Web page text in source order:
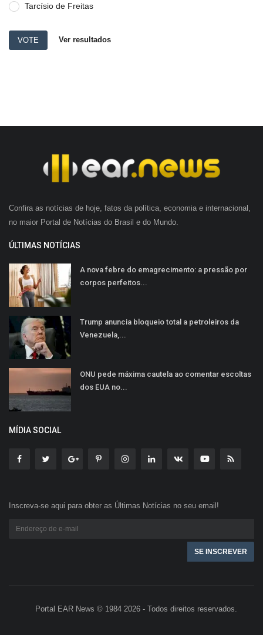
Tarcísio de Freitas
VOTE Ver resultados
Confira as notícias de hoje, fatos da política, economia e internacional,
no maior Portal de Notícias do Brasil e do Mundo.
ÚLTIMAS NOTÍCIAS
A nova febre do emagrecimento: a pressão por
corpos perfeitos...
Trump anuncia bloqueio total a petroleiros da
Venezuela,...
ONU pede máxima cautela ao comentar escoltas
dos EUA no...
MÍDIA SOCIAL
Inscreva-se aqui para obter as Últimas Notícias no seu email!
Portal EAR News © 1984 2026 - Todos direitos reservados.